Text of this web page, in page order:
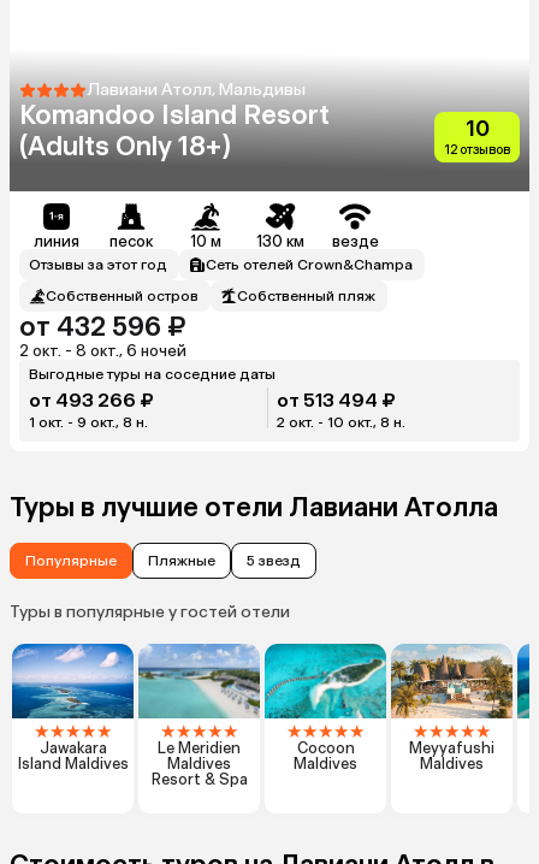
Лавиани Атолл, Мальдивы
Komandoo Island Resort
(Adults Only 18+)
10
12 отзывов
линия песок 10 м 130 км везде
Отзывы за этот год
Сеть отелей Crown&Champa
Собственный остров
Собственный пляж
от 432 596 ₽
2 окт. - 8 окт., 6 ночей
Выгодные туры на соседние даты
от 493 266 ₽
1 окт. - 9 окт., 8 н.
от 513 494 ₽
2 окт. - 10 окт., 8 н.
Туры в лучшие отели Лавиани Атолла
Популярные Пляжные 5 звезд
Туры в популярные у гостей отели
★★★★★
Jawakara
Island Maldives
★★★★★
Le Meridien
Maldives
Resort & Spa
★★★★★
Cocoon
Maldives
★★★★★
Meyyafushi
Maldives